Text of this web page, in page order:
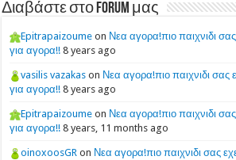
Διαβάστε στο Forum μας
Epitrapaizoume on Νεα αγορα!πιο παιχνιδι
για αγορα!! 8 years ago
vasilis vazakas on Νεα αγορα!πιο παιχνιδι σας
για αγορα!! 8 years ago
Epitrapaizoume on Νεα αγορα!πιο παιχνιδι
για αγορα!! 8 years, 11 months ago
oinoxoosGR on Νεα αγορα!πιο παιχνιδι σας